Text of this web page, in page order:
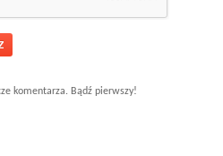
komentarza. Bądź pierwszy!